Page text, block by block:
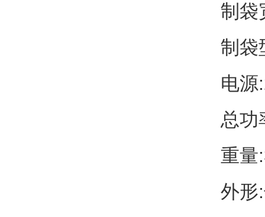
制袋
制袋
电源
总功
重量
外形